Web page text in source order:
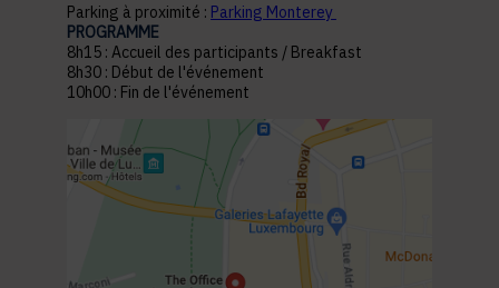
Parking à proximité : Parking Monterey
PROGRAMME
8h15 : Accueil des participants / Breakfast
8h30 : Début de l'événement
10h00 : Fin de l'événement